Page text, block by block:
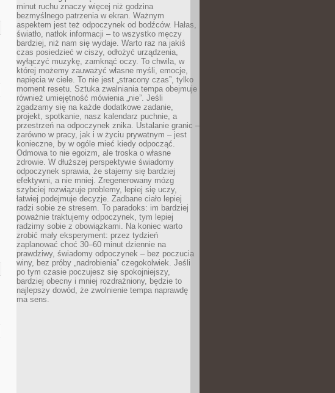
minut ruchu znaczy więcej niż godzina
bezmyślnego patrzenia w ekran. Ważnym
aspektem jest też odpoczynek od bodźców. Hałas,
światło, natłok informacji – to wszystko męczy
bardziej, niż nam się wydaje. Warto raz na jakiś
czas posiedzieć w ciszy, odłożyć urządzenia,
wyłączyć muzykę, zamknąć oczy. To chwila, w
której możemy zauważyć własne myśli, emocje,
napięcia w ciele. To nie jest „stracony czas”, tylko
moment resetu. Sztuka zwalniania tempa obejmuje
również umiejętność mówienia „nie”. Jeśli
zgadzamy się na każde dodatkowe zadanie,
projekt, spotkanie, nasz kalendarz puchnie, a
przestrzeń na odpoczynek znika. Ustalanie granic –
zarówno w pracy, jak i w życiu prywatnym – jest
konieczne, by w ogóle mieć kiedy odpocząć.
Odmowa to nie egoizm, ale troska o własne
zdrowie. W dłuższej perspektywie świadomy
odpoczynek sprawia, że stajemy się bardziej
efektywni, a nie mniej. Zregenerowany mózg
szybciej rozwiązuje problemy, lepiej się uczy,
łatwiej podejmuje decyzje. Zadbane ciało lepiej
radzi sobie ze stresem. To paradoks: im bardziej
poważnie traktujemy odpoczynek, tym lepiej
radzimy sobie z obowiązkami. Na koniec warto
zrobić mały eksperyment: przez tydzień
zaplanować choć 30–60 minut dziennie na
prawdziwy, świadomy odpoczynek – bez poczucia
winy, bez próby „nadrobienia” czegokolwiek. Jeśli
po tym czasie poczujesz się spokojniejszy,
bardziej obecny i mniej rozdrażniony, będzie to
najlepszy dowód, że zwolnienie tempa naprawdę
ma sens.